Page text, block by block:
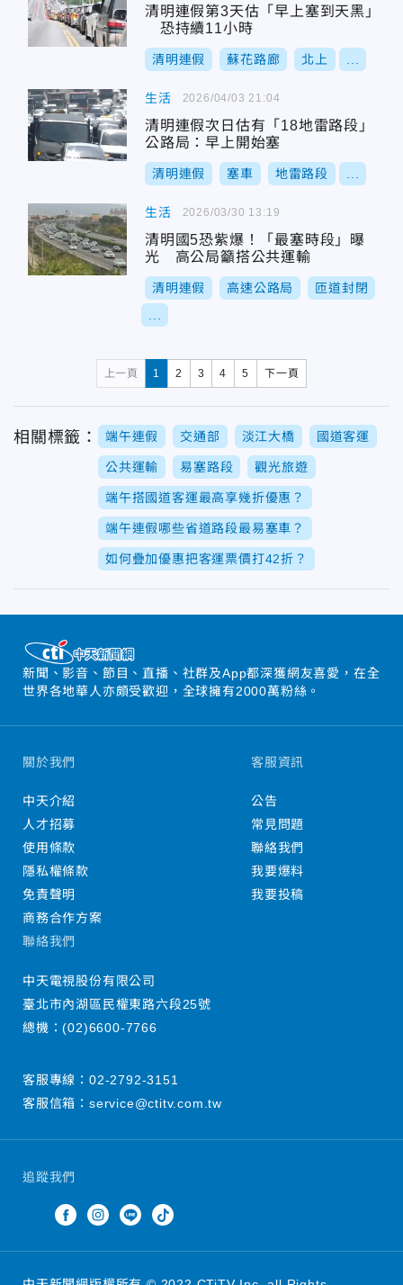
清明連假第3天估「早上塞到天黑」
恐持續11小時
清明連假 蘇花路廊 北上
生活
清明連假次日估有「18地雷路段」
公路局：早上開始塞
清明連假 塞車 地雷路段
2026/04/03 21:04
生活
清明國5恐紫爆！「最塞時段」曝
光 高公局籲搭公共運輸
清明連假 高速公路局 匝道封閉
2026/03/30 13:19
上一頁 1 2 3 4 5 下一頁
相關標籤： 端午連假 交通部 淡江大橋 國道客運
公共運輸 易塞路段 觀光旅遊
端午搭國道客運最高享幾折優惠？
端午連假哪些省道路段最易塞車？
如何疊加優惠把客運票價打42折？
新聞、影音、節目、直播、社群及App都深獲網友喜愛，在全
世界各地華人亦頗受歡迎，全球擁有2000萬粉絲。
追蹤我們
關於我們
中天介紹
人才招募
使用條款
隱私權條款
免責聲明
商務合作方案
客服資訊
公告
常見問題
聯絡我們
我要爆料
我要投稿
聯絡我們
中天電視股份有限公司
臺北市內湖區民權東路六段25號
總機：(02)6600-7766
客服專線： 02-2792-3151
客服信箱： service@ctitv.com.tw